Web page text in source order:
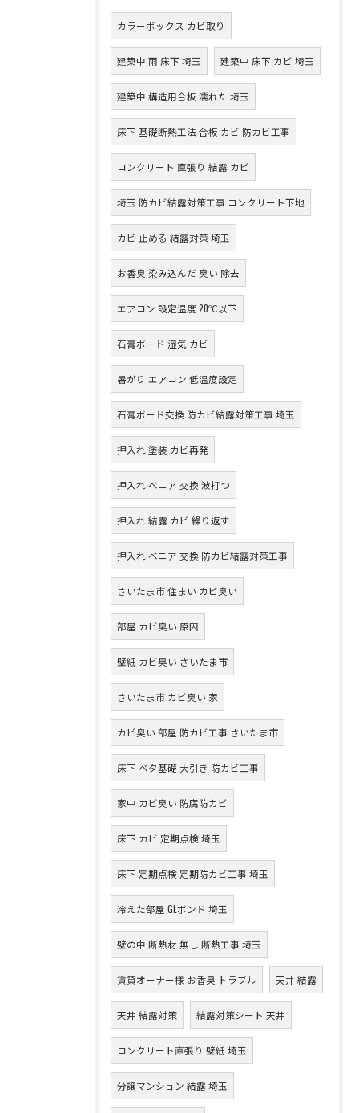
カラーボックス カビ取り
建築中 雨 床下 埼玉 建築中 床下 カビ 埼玉
建築中 構造用合板 濡れた 埼玉
床下 基礎断熱工法 合板 カビ 防カビ工事
コンクリート 直張り 結露 カビ
埼玉 防カビ結露対策工事 コンクリート下地
カビ 止める 結露対策 埼玉
お香臭 染み込んだ 臭い 除去
エアコン 設定温度 20℃以下
石膏ボード 湿気 カビ
暑がり エアコン 低温度設定
石膏ボード交換 防カビ結露対策工事 埼玉
押入れ 塗装 カビ再発
押入れ ベニア 交換 波打つ
押入れ 結露 カビ 繰り返す
押入れ ベニア 交換 防カビ結露対策工事
さいたま市 住まい カビ臭い
部屋 カビ臭い 原因
壁紙 カビ臭い さいたま市
さいたま市 カビ臭い 家
カビ臭い 部屋 防カビ工事 さいたま市
床下 ベタ基礎 大引き 防カビ工事
家中 カビ臭い 防腐防カビ
床下 カビ 定期点検 埼玉
床下 定期点検 定期防カビ工事 埼玉
冷えた部屋 GLボンド 埼玉
壁の中 断熱材 無し 断熱工事 埼玉
賃貸オーナー様 お香臭 トラブル 天井 結露
天井 結露対策 結露対策シート 天井
コンクリート直張り 壁紙 埼玉
分譲マンション 結露 埼玉